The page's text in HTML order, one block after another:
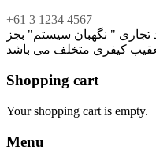
+61 3 1234 4567
تجاری " نگهبان سیستم" بجز
کیفری متخلف می باشد
Shopping cart
Your shopping cart is empty.
Menu